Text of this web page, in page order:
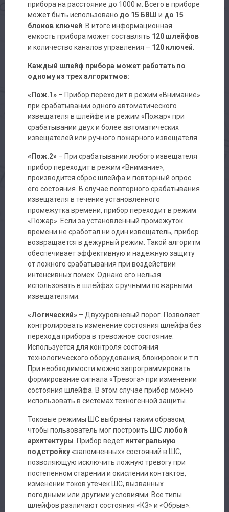
Авторизация
Каталог
Производители
Сервис
Доставка
Контакты
прибора на расстояние до 1000 м. Всего в приборе
может быть использовано до 15 БВШ и до 15
блоков ключей . В итоге информационная
емкость прибора может составлять 120 шлейфов
и количество каналов управления – 120 ключей
Каждый шлейф прибора может работать по
одному из трех алгоритмов:
«Пож.1» – Прибор переходит в режим «Внимание»
при срабатывании одного автоматического
извещателя в шлейфе и в режим «Пожар» при
срабатывании двух и более автоматических
извещателей или ручного пожарного извещателя.
«Пож.2» – При срабатывании любого извещателя
прибор переходит в режим «Внимание»,
производится сброс шлейфа и повторный опрос
его состояния. В случае повторного срабатывания
извещателя в течение установленного
промежутка времени, прибор переходит в режим
«Пожар». Если за установленный промежуток
времени не сработал ни один извещатель, прибор
возвращается в дежурный режим. Такой алгоритм
обеспечивает эффективную и надежную защиту
от ложного срабатывания при воздействии
интенсивных помех. Однако его нельзя
использовать в шлейфах с ручными пожарными
извещателями.
«Логический» – Двухуровневый порог. Позволяет
контролировать изменение состояния шлейфа без
перехода прибора в тревожное состояние.
Используется для контроля состояния
технологического оборудования, блокировок и т.п.
При необходимости можно запрограммировать
формирование сигнала «Тревога» при изменении
состояния шлейфа. В этом случае прибор можно
использовать в системах техногенной защиты.
Токовые режимы ШС выбраны таким образом,
чтобы пользователь мог построить ШС любой
архитектуры . Прибор ведет интегральную
подстройку «запомненных» состояний в ШС,
позволяющую исключить ложную тревогу при
постепенном старении и окислении контактов,
изменении токов утечек ШС, вызванных
погодными или другими условиями. Все типы
шлейфов различают состояния «КЗ» и «Обрыв».